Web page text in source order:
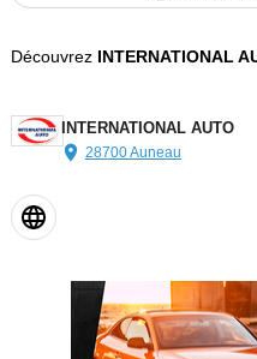
Découvrez INTERNATIONAL
INTERNATIONAL AUTO
28700 Auneau